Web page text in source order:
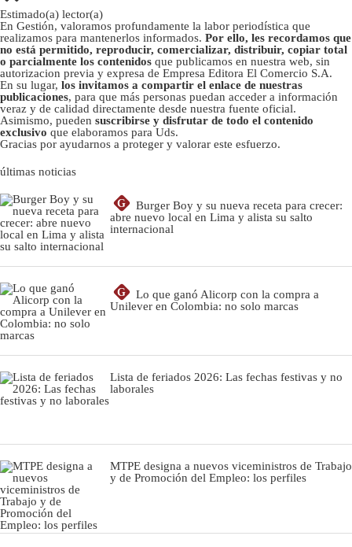
Estimado(a) lector(a)
En Gestión, valoramos profundamente la labor periodística que
realizamos para mantenerlos informados. Por ello, les recordamos que
no está permitido, reproducir, comercializar, distribuir, copiar total
o parcialmente los contenidos que publicamos en nuestra web, sin
autorizacion previa y expresa de Empresa Editora El Comercio S.A.
En su lugar, los invitamos a compartir el enlace de nuestras
publicaciones, para que más personas puedan acceder a información
veraz y de calidad directamente desde nuestra fuente oficial.
Asimismo, pueden suscribirse y disfrutar de todo el contenido
exclusivo que elaboramos para Uds.
Gracias por ayudarnos a proteger y valorar este esfuerzo.
últimas noticias
G
Burger Boy y su nueva receta para crecer:
abre nuevo local en Lima y alista su salto
internacional
G
Lo que ganó Alicorp con la compra a
Unilever en Colombia: no solo marcas
Lista de feriados 2026: Las fechas festivas y no
laborales
MTPE designa a nuevos viceministros de Trabajo
y de Promoción del Empleo: los perfiles